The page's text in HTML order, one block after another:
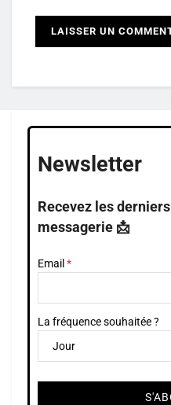
Newsletter
Recevez les
messagerie 📩
Email
La fréquence souhaitée ?